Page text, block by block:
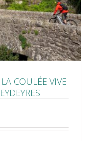
COULÉE VIVE